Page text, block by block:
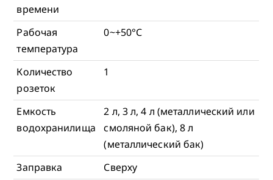
времени
Рабочая
температура
0~+50°С
Количество
розеток
1
Емкость
водохранилища
2 л, 3 л, 4 л (металлический или
смоляной бак), 8 л
(металлический бак)
Заправка
Сверху